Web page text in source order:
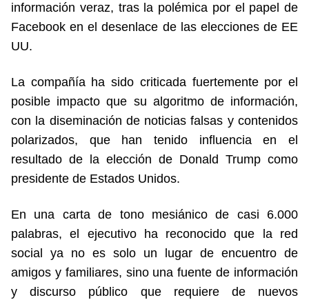
información veraz, tras la polémica por el papel de
Facebook en el desenlace de las elecciones de EE
UU.
La compañía ha sido criticada fuertemente por el
posible impacto que su algoritmo de información,
con la diseminación de noticias falsas y contenidos
polarizados, que han tenido influencia en el
resultado de la elección de Donald Trump como
presidente de Estados Unidos.
En una carta de tono mesiánico de casi 6.000
palabras, el ejecutivo ha reconocido que la red
social ya no es solo un lugar de encuentro de
amigos y familiares, sino una fuente de información
y discurso público que requiere de nuevos